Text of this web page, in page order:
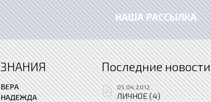
НАША РАССЫЛКА
ЗНАНИЯ
ВЕРА
НАДЕЖДА
Последние новости
05.04.2012
ЛИЧНОЕ (4)